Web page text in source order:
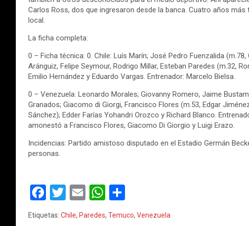
Carlos Ross, dos que ingresaron desde la banca. Cuatro años
local.
La ficha completa:
0 – Ficha técnica: 0. Chile: Luís Marín; José Pedro Fuenzalida
Aránguiz, Felipe Seymour, Rodrigo Millar, Esteban Paredes (m.32,
Emilio Hernández y Eduardo Vargas. Entrenador: Marcelo Bielsa.
0 – Venezuela: Leonardo Morales; Giovanny Romero, Jaime
Granados; Giacomo di Giorgi, Francisco Flores (m.53, Edgar
Sánchez); Edder Farías Yohandri Orozco y Richard Blanco.
amonestó a Francisco Flores, Giacomo Di Giorgio y Luigi Erazo.
Incidencias: Partido amistoso disputado en el Estadio Germán
personas.
F
a
T
wi
E
m
W
h
Etiquetas: Chile, Paredes, Temuco, Venezuela